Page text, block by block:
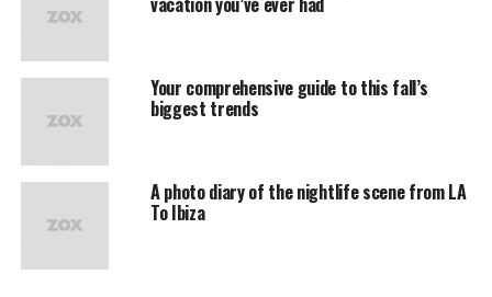
Your comprehensive guide to this fall’s
biggest trends
A photo diary of the nightlife scene from LA
To Ibiza